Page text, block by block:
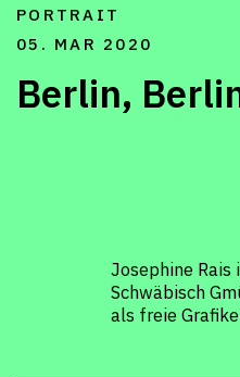
Lesen
format+
PORTRAIT
05. MAR 2020
Berlin,
Josephine
Schwäbisch
als freie